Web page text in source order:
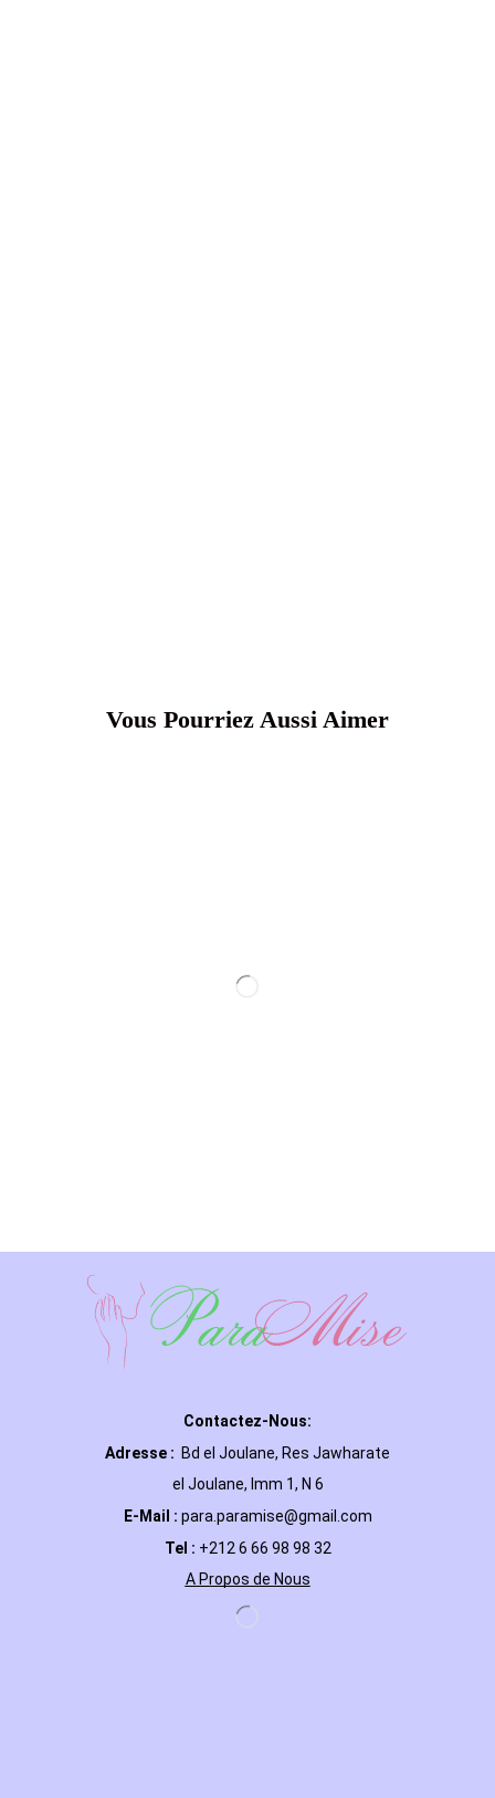
Vous Pourriez Aussi Aimer
Contactez-Nous:
Adresse : Bd el Joulane, Res Jawharate
el Joulane, Imm 1, N 6
E-Mail : para.paramise@gmail.com
Tel : +212 6 66 98 98 32
A Propos de Nous